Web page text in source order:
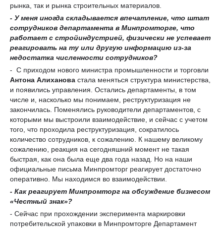
рынка, так и рынка строительных материалов.
- У меня иногда складывается впечатление, что штат
сотрудников департамента в Минпромторге, что
работает с стройиндустрией, физически не успевает
реагировать на ту или другую информацию из-за
недостатка численности сотрудников?
- С приходом нового министра промышленности и торговли
Антона Алиханова стала меняться структура министерства,
и появились управления. Остались департаменты, в том
числе и, насколько мы понимаем, реструктуризация не
закончилась. Поменялись руководители департаментов, с
которыми мы выстроили взаимодействие, и сейчас с учетом
того, что проходила реструктуризация, сократилось
количество сотрудников, к сожалению. К нашему великому
сожалению, реакция на сегодняшний момент не такая
быстрая, как она была еще два года назад. Но на наши
официальные письма Минпромторг реагирует достаточно
оперативно. Мы находимся во взаимодействии.
- Как реагирует Минпромторг на обсуждение бизнесом
«Честный знак»?
- Сейчас при прохождении эксперимента маркировки
потребительской упаковки в Минпромторге Департамент